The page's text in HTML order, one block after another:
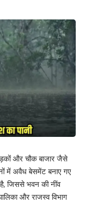
और चौक बाजार जैसे
में अवैध बेसमेंट बनाए गए
जिससे भवन की नींव
और राजस्व विभाग